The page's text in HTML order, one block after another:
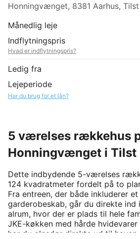
Honningvænget, 8381 Aarhus, Tilst
Månedlig leje
Indflytningspris
Hvad er indflytningspris?
Ledig fra
Lejeperiode
Har du brug for et lån?
5 værelses rækkehus
Honningvænget i Tilst
Dette indbydende 5-værelses
124 kvadratmeter fordelt på to
Fra entreen, der både inkluderer
garderobeskab, går du direkte ind
alrum, hvor der er plads til hele
JKE-køkken med hårde hvidevarer
har du glasdør direkte ud til